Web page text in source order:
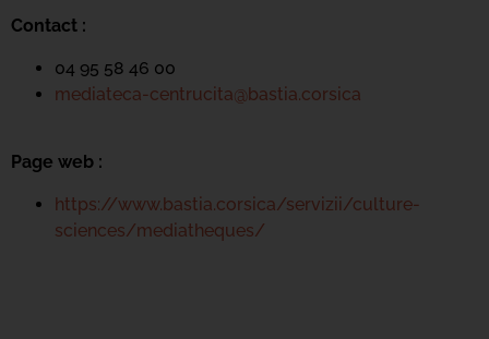
Contact :
04 95 58 46 00
mediateca-centrucita@bastia.corsica
Page web :
https://www.bastia.corsica/servizii/culture-
sciences/mediatheques/